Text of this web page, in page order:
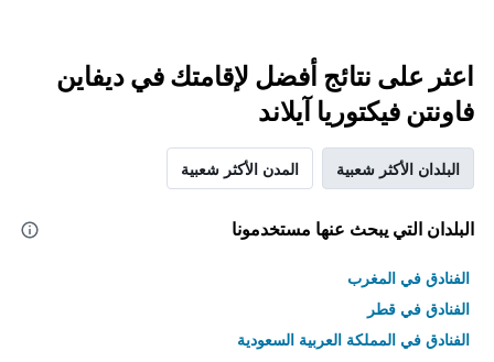
اعثر على نتائج أفضل لإقامتك في ديفاين
فاونتن فيكتوريا آيلاند
البلدان الأكثر شعبية المدن الأكثر شعبية
البلدان التي يبحث عنها مستخدمونا
الفنادق في المغرب
الفنادق في قطر
الفنادق في المملكة العربية السعودية